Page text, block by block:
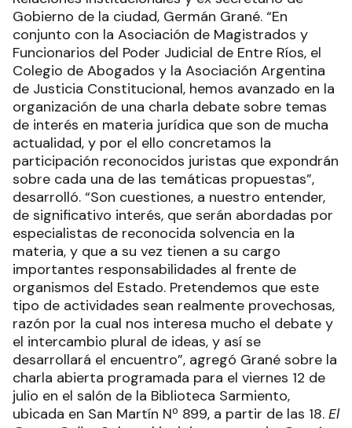
Gobierno de la ciudad, Germán Grané. “En
conjunto con la Asociación de Magistrados y
Funcionarios del Poder Judicial de Entre Ríos, el
Colegio de Abogados y la Asociación Argentina
de Justicia Constitucional, hemos avanzado en la
organización de una charla debate sobre temas
de interés en materia jurídica que son de mucha
actualidad, y por el ello concretamos la
participación reconocidos juristas que expondrán
sobre cada una de las temáticas propuestas”,
desarrolló. “Son cuestiones, a nuestro entender,
de significativo interés, que serán abordadas por
especialistas de reconocida solvencia en la
materia, y que a su vez tienen a su cargo
importantes responsabilidades al frente de
organismos del Estado. Pretendemos que este
tipo de actividades sean realmente provechosas,
razón por la cual nos interesa mucho el debate y
el intercambio plural de ideas, y así se
desarrollará el encuentro”, agregó Grané sobre la
charla abierta programada para el viernes 12 de
julio en el salón de la Biblioteca Sarmiento,
ubicada en San Martín Nº 899, a partir de las 18. El